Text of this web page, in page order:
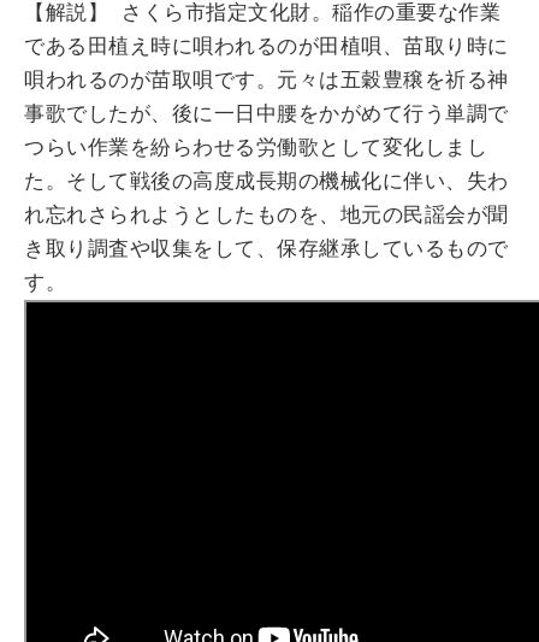
【解説】 さくら市指定文化財。稲作の重要な作業
である田植え時に唄われるのが田植唄、苗取り時に
唄われるのが苗取唄です。元々は五穀豊穣を祈る神
事歌でしたが、後に一日中腰をかがめて行う単調で
つらい作業を紛らわせる労働歌として変化しまし
た。そして戦後の高度成長期の機械化に伴い、失わ
れ忘れさられようとしたものを、地元の民謡会が聞
き取り調査や収集をして、保存継承しているもので
す。